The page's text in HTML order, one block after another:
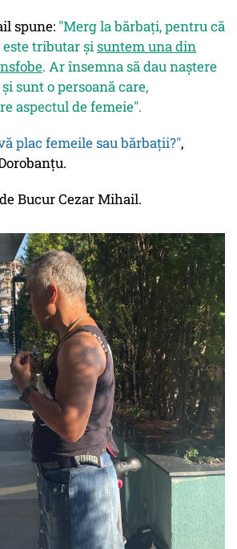
spune: "Merg la bărbați, pentru că
tributar șisuntem una din
. Ar însemna să dau naștere
sunt o persoană care,
aspectul de femeie".
plac femeile sau bărbații?",
Bucur Cezar Mihail.